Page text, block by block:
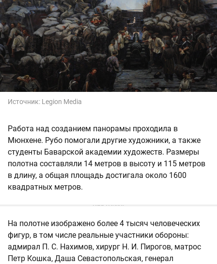
Источник: Legion Media
Работа над созданием панорамы проходила в
Мюнхене. Рубо помогали другие художники, а также
студенты Баварской академии художеств. Размеры
полотна составляли 14 метров в высоту и 115 метров
в длину, а общая площадь достигала около 1600
квадратных метров.
На полотне изображено более 4 тысяч человеческих
фигур, в том числе реальные участники обороны:
адмирал П. С. Нахимов, хирург Н. И. Пирогов, матрос
Петр Кошка, Даша Севастопольская, генерал